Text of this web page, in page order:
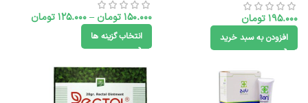
195.000تومان
افزودن به سبد خرید
150.000تومان –
125.000تومان
انتخاب گزینه ها